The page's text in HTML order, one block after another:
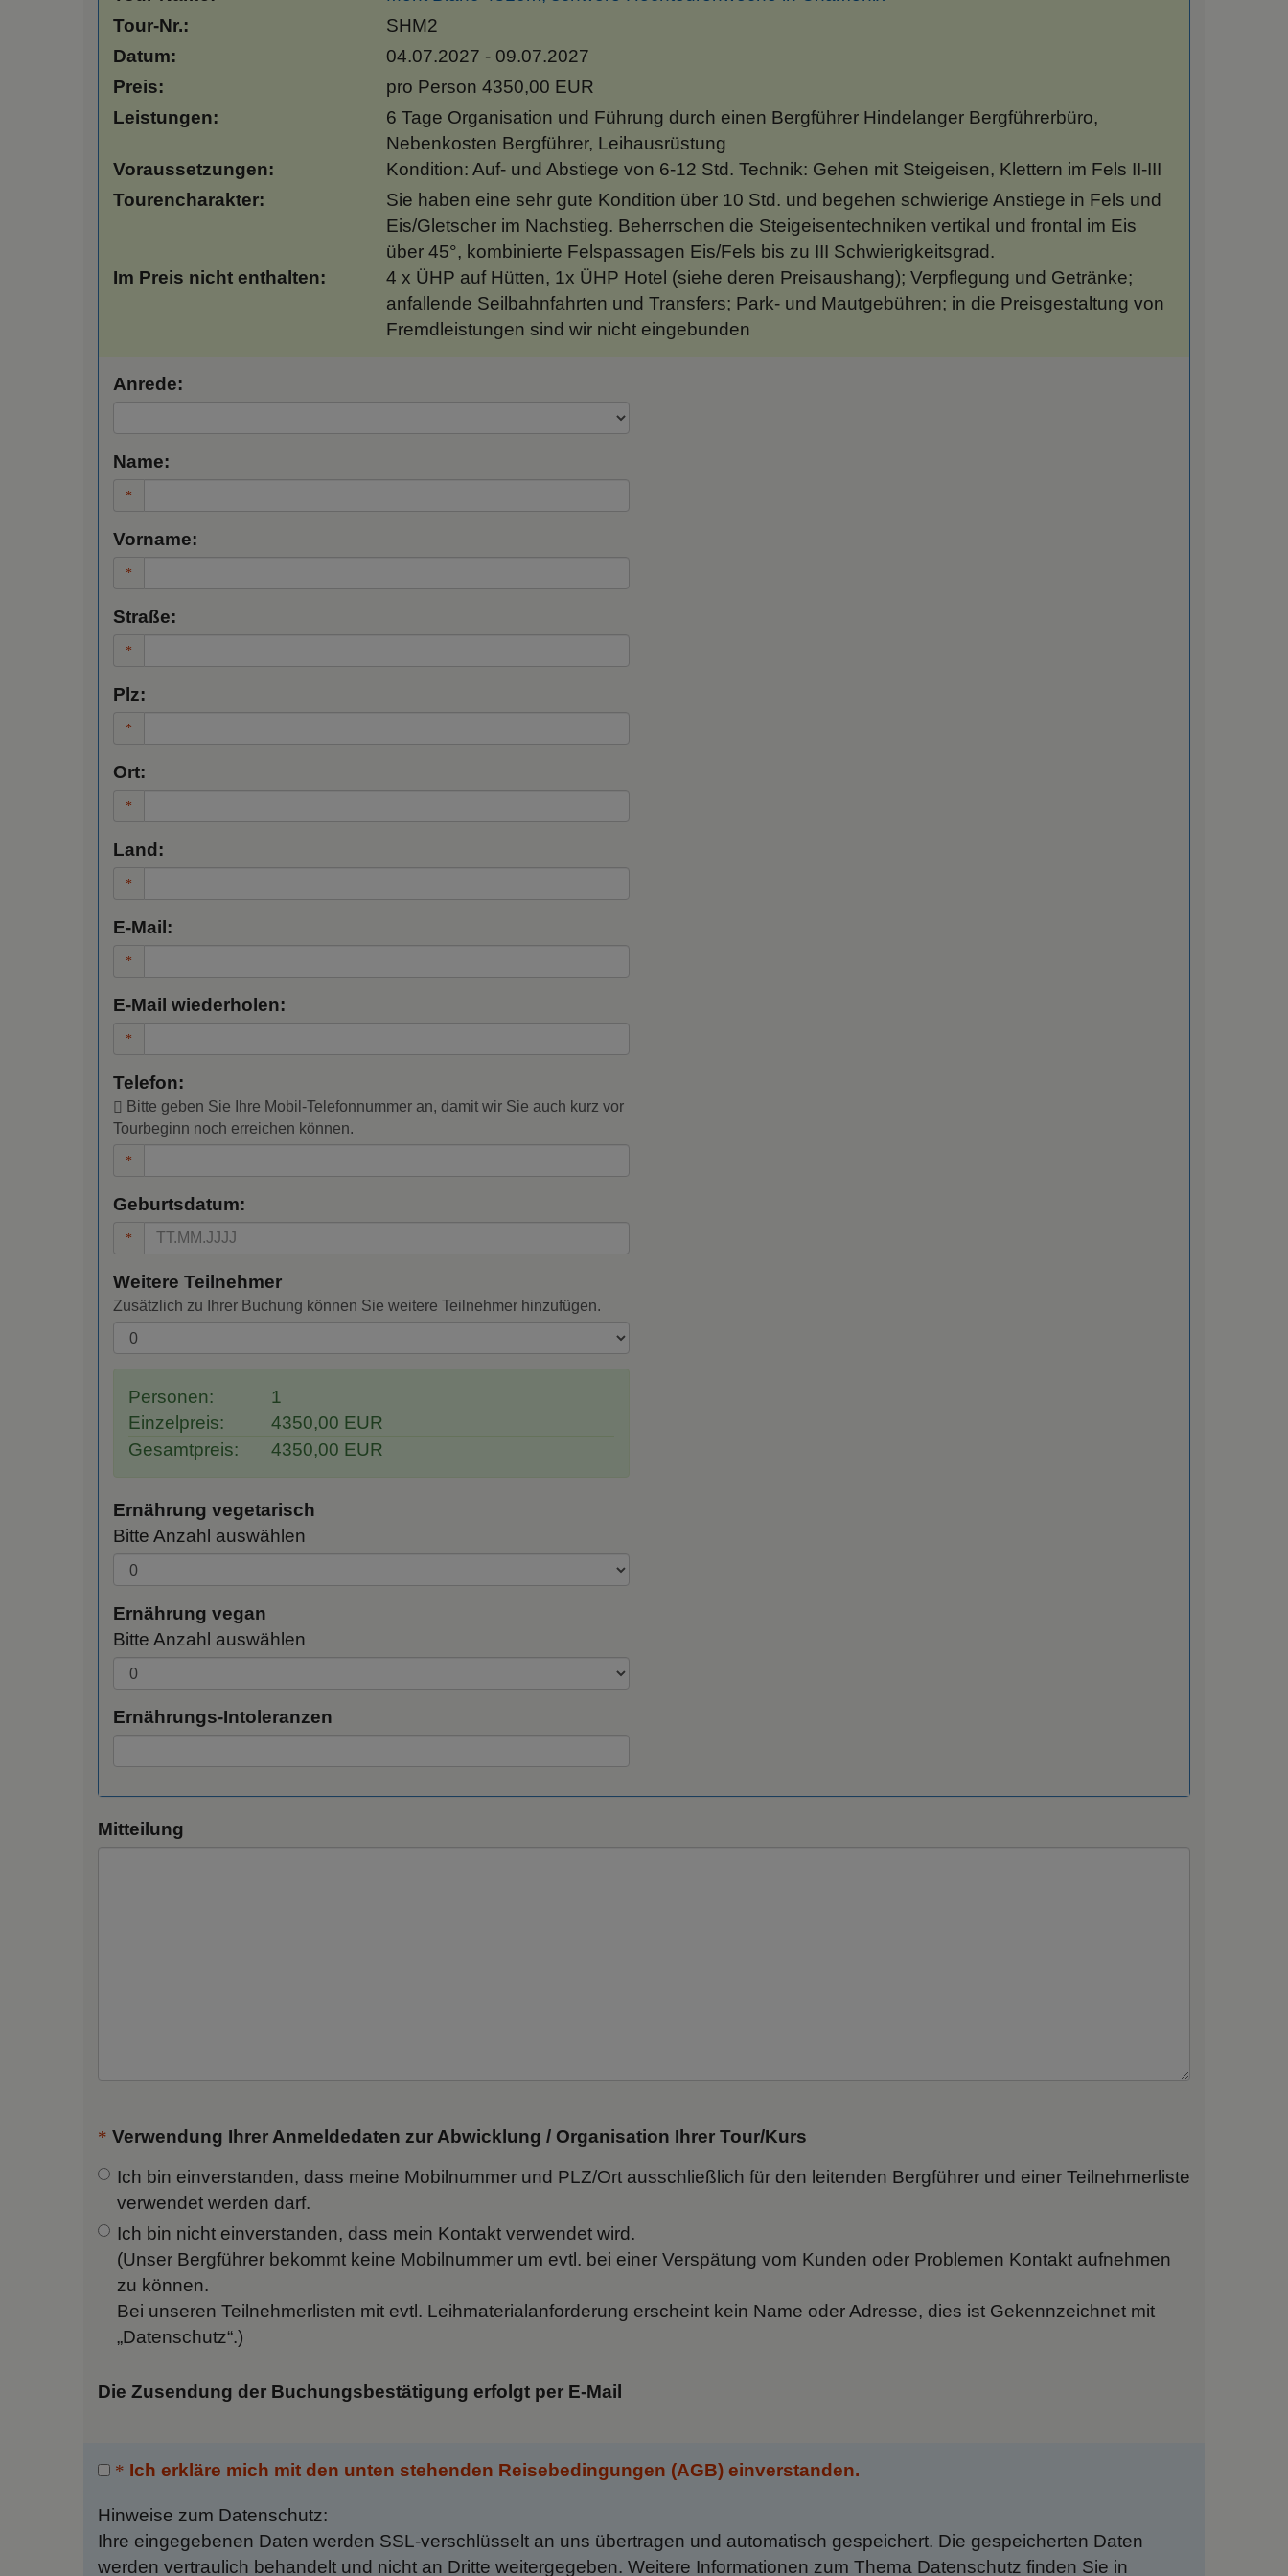
Tour-Nr.:
SHM2
Datum:
04.07.2027 - 09.07.2027
Preis:
pro Person 4350,00 EUR
Leistungen:
6 Tage Organisation und Führung durch einen Bergführer Hindelanger Bergführerbüro,
Nebenkosten Bergführer, Leihausrüstung
Voraussetzungen:
Kondition: Auf- und Abstiege von 6-12 Std. Technik: Gehen mit Steigeisen, Klettern im Fels II-III
Tourencharakter:
Sie haben eine sehr gute Kondition über 10 Std. und begehen schwierige Anstiege in Fels und
Eis/Gletscher im Nachstieg. Beherrschen die Steigeisentechniken vertikal und frontal im Eis
über 45°, kombinierte Felspassagen Eis/Fels bis zu III Schwierigkeitsgrad.
Im Preis nicht enthalten:
4 x ÜHP auf Hütten, 1x ÜHP Hotel (siehe deren Preisaushang); Verpflegung und Getränke;
anfallende Seilbahnfahrten und Transfers; Park- und Mautgebühren; in die Preisgestaltung von
Fremdleistungen sind wir nicht eingebunden
Anrede:
Name:
Vorname:
Straße:
Plz:
Ort:
Land:
E-Mail:
E-Mail wiederholen:
Telefon:
Bitte geben Sie Ihre Mobil-Telefonnummer an, damit wir Sie auch kurz vor
Tourbeginn noch erreichen können.
Geburtsdatum:
Weitere Teilnehmer
Zusätzlich zu Ihrer Buchung können Sie weitere Teilnehmer hinzufügen.
Personen:
1
Einzelpreis:
4350,00 EUR
Gesamtpreis:
4350,00 EUR
Ernährung vegetarisch
Bitte Anzahl auswählen
Ernährung vegan
Bitte Anzahl auswählen
Ernährungs-Intoleranzen
Mitteilung
Verwendung Ihrer Anmeldedaten zur Abwicklung / Organisation Ihrer Tour/Kurs
Ich bin einverstanden, dass meine Mobilnummer und PLZ/Ort ausschließlich für den leitenden Bergführer und einer Teilnehmerliste
verwendet werden darf.
Ich bin nicht einverstanden, dass mein Kontakt verwendet wird.
(Unser Bergführer bekommt keine Mobilnummer um evtl. bei einer Verspätung vom Kunden oder Problemen Kontakt aufnehmen
zu können.
Bei unseren Teilnehmerlisten mit evtl. Leihmaterialanforderung erscheint kein Name oder Adresse, dies ist Gekennzeichnet mit
„Datenschutz“.)
Die Zusendung der Buchungsbestätigung erfolgt per E-Mail
Ich erkläre mich mit den unten stehenden Reisebedingungen (AGB) einverstanden.
Hinweise zum Datenschutz:
Ihre eingegebenen Daten werden SSL-verschlüsselt an uns übertragen und automatisch gespeichert. Die gespeicherten Daten
werden vertraulich behandelt und nicht an Dritte weitergegeben. Weitere Informationen zum Thema Datenschutz finden Sie in